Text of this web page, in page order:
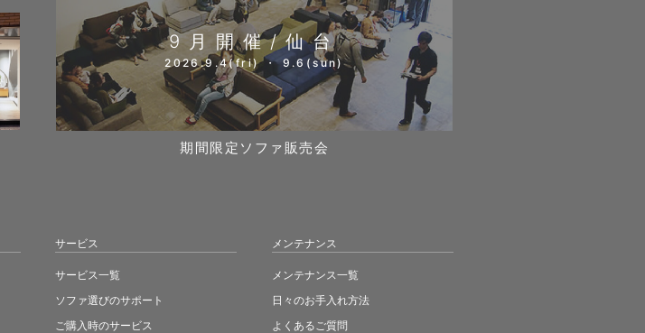
9月開催/仙台
2026.9.4(fri) ・ 9.6(sun)
期間限定ソファ販売会
サービス
サービス一覧
ソファ選びのサポート
ご購入時のサービス
メンテナンス
メンテナンス一覧
日々のお手入れ方法
よくあるご質問